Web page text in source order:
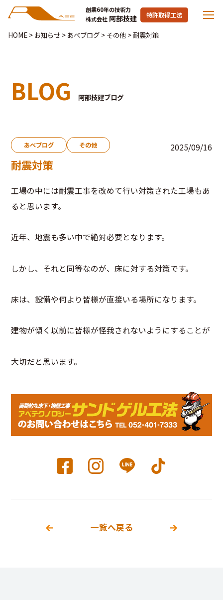
創業60年の技術力
株式会社 阿部技建 特許取得工法
HOME> お知らせ> あべブログ> その他> 耐震対策
BLOG 阿部技建ブログ
あべブログ その他 2025/09/16
耐震対策
工場の中には耐震工事を改めて行い対策された工場もあ
ると思います。
近年、地震も多い中で絶対必要となります。
しかし、それと同等なのが、床に対する対策です。
床は、設備や何より皆様が直接いる場所になります。
建物が傾く以前に皆様が怪我されないようにすることが
大切だと思います。
一覧へ戻る